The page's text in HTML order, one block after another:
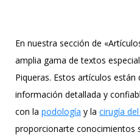
En nuestra sección de
amplia gama de textos
Piqueras. Estos artículos
información detallada y
con la podología y la cirugía
proporcionarte conocimientos